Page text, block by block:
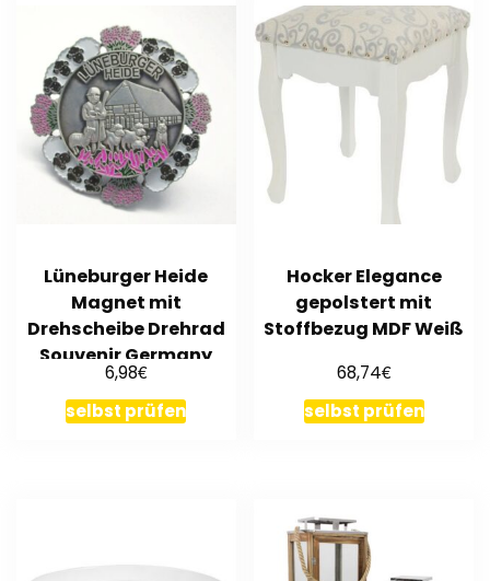
Lüneburger Heide
Magnet mit
Drehscheibe Drehrad
Souvenir Germany
6,98€
selbst prüfen
Hocker Elegance
gepolstert mit
Stoffbezug MDF Weiß
68,74€
selbst prüfen